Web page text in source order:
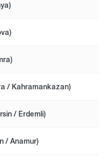
/ Kahramankazan)
/ Erdemli)
/ Anamur)